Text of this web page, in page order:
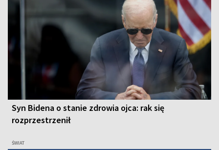
Syn Bidena o stanie zdrowia ojca: rak się
rozprzestrzenił
ŚWIAT